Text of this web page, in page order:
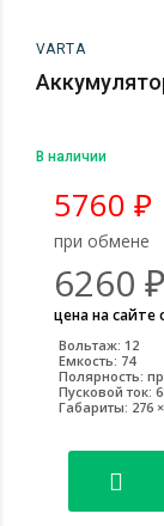
VARTA
В наличии
5760 ₽
при обмене
6260 ₽
цена на сайте
Вольтаж: 12
Емкость: 74
Полярность:
Пусковой ток:
Габариты: 276